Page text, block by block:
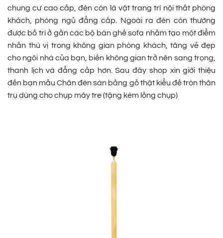
chung cư cao cấp, đèn còn là vật trang trí nội thất phòng
khách, phòng ngủ đẳng cấp. Ngoài ra đèn còn thường
được bố trí ở gần các bộ bàn ghế sofa nhằm tạo một điểm
nhấn thú vị trong không gian phòng khách, tăng vẻ đẹp
cho ngôi nhà của bạn, biến không gian trở nên sang trọng,
thanh lịch và đẳng cấp hơn. Sau đây shop xin giới thiệu
đến bạn mẫu Chân đèn sàn bằng gỗ thật kiểu đế tròn thân
trụ dùng cho chụp mây tre (tặng kèm lồng chụp)